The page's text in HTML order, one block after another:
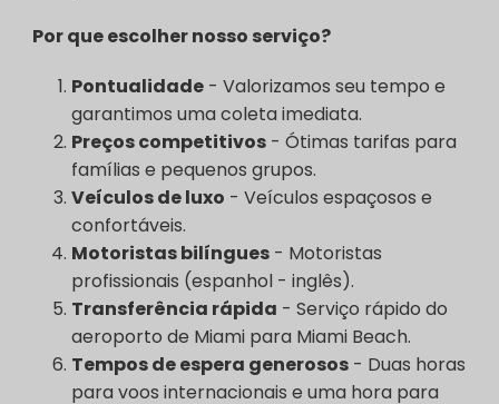
Por que escolher nosso serviço?
Pontualidade - Valorizamos seu tempo e
garantimos uma coleta imediata.
Preços competitivos - Ótimas tarifas para
famílias e pequenos grupos.
Veículos de luxo - Veículos espaçosos e
confortáveis.
Motoristas bilíngues - Motoristas
profissionais (espanhol - inglês).
Transferência rápida - Serviço rápido do
aeroporto de Miami para Miami Beach.
Tempos de espera generosos - Duas horas
para voos internacionais e uma hora para